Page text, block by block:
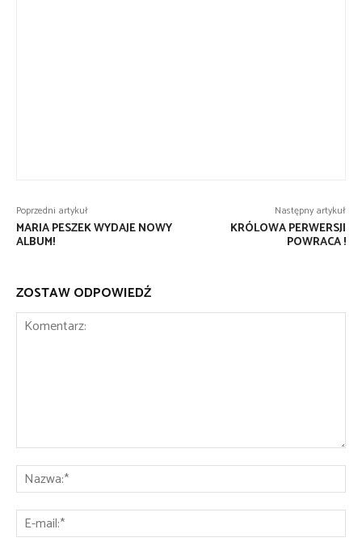
Poprzedni artykuł
MARIA PESZEK WYDAJE NOWY
ALBUM!
Następny artykuł
KRÓLOWA PERWERSJI
POWRACA !
ZOSTAW ODPOWIEDŹ